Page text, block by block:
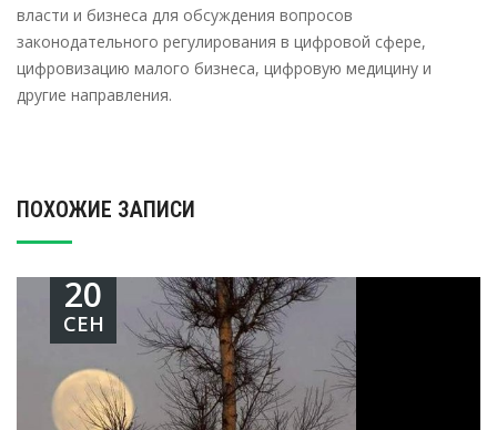
власти и бизнеса для обсуждения вопросов
законодательного регулирования в цифровой сфере,
цифровизацию малого бизнеса, цифровую медицину и
другие направления.
ПОХОЖИЕ ЗАПИСИ
20
СЕН